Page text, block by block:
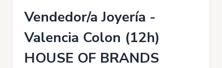
Vendedor/a Joyería -
Valencia Colon (12h)
HOUSE OF BRANDS